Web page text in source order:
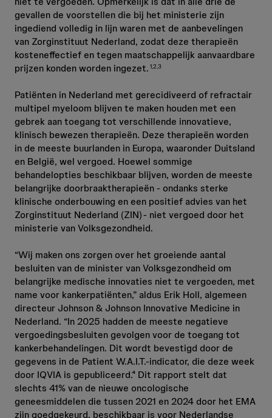
gevallen de voorstellen die bij het ministerie zijn
ingediend volledig in lijn waren met de aanbevelingen
van Zorginstituut Nederland, zodat deze therapieën
kosteneffectief en tegen maatschappelijk aanvaardbare
prijzen konden worden ingezet. 1,2,3
Patiënten in Nederland met gerecidiveerd of refractair
multipel myeloom blijven te maken houden met een
gebrek aan toegang tot verschillende innovatieve,
klinisch bewezen therapieën. Deze therapieën worden
in de meeste buurlanden in Europa, waaronder Duitsland
en België, wel vergoed. Hoewel sommige
behandelopties beschikbaar blijven, worden de meeste
belangrijke doorbraaktherapieën - ondanks sterke
klinische onderbouwing en een positief advies van het
Zorginstituut Nederland (ZIN)- niet vergoed door het
ministerie van Volksgezondheid.
“Wij maken ons zorgen over het groeiende aantal
besluiten van de minister van Volksgezondheid om
belangrijke medische innovaties niet te vergoeden, met
name voor kankerpatiënten,” aldus Erik Holl, algemeen
directeur Johnson & Johnson Innovative Medicine in
Nederland. “In 2025 hadden de meeste negatieve
vergoedingsbesluiten gevolgen voor de toegang tot
kankerbehandelingen. Dit wordt bevestigd door de
gegevens in de Patient W.A.I.T.-indicator, die deze week
door IQVIA is gepubliceerd.⁴ Dit rapport stelt dat
slechts 41% van de nieuwe oncologische
geneesmiddelen die tussen 2021 en 2024 door het EMA
zijn goedgekeurd, beschikbaar is voor Nederlandse